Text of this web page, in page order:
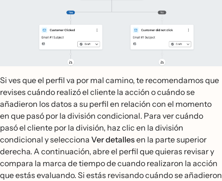
Si ves que el perfil va por mal camino, te recomendamos que
revises cuándo realizó el cliente la acción o cuándo se
añadieron los datos a su perfil en relación con el momento
en que pasó por la división condicional. Para ver cuándo
pasó el cliente por la división, haz clic en la división
condicional y selecciona Ver detallesen la parte superior
derecha. A continuación, abre el perfil que quieras revisar y
compara la marca de tiempo de cuando realizaron la acción
que estás evaluando. Si estás revisando cuándo se añadieron